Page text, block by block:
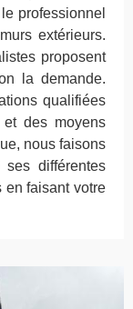
professionnel
extérieurs.
proposent
la demande.
qualifiées
des moyens
nous faisons
différentes
en faisant votre